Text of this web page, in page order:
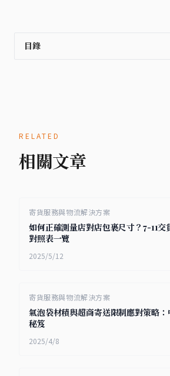
目錄
RELATED
相關文章
寄貨服務與物流解決方案
如何正確測量店對店包裹尺寸？7-11
對照表一覽
2025/5/12
寄貨服務與物流解決方案
氣泡袋材積與超商寄送限制應對策略
秘笈
2025/4/8